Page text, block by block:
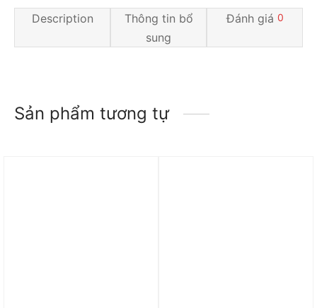
Description
Thông tin bổ
sung
Đánh giá 0
Sản phẩm tương tự